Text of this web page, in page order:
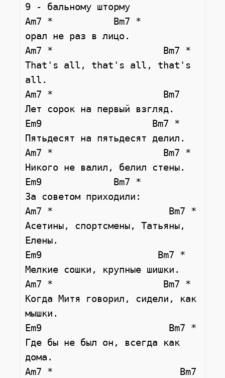
9 - бальному шторму
Am7 *           Bm7 *
орал не раз в лицо.
Am7 *                    Bm7 *
That's all, that's all, that's
all.
Am7 *                    Bm7
Лет сорок на первый взгляд.
Em9                    Bm7 *
Пятьдесят на пятьдесят делил.
Am7 *                    Bm7 *
Никого не валил, белил стены.
Em9             Bm7 *
За советом приходили:
Am7 *                     Bm7 *
Асетины, спортсмены, Татьяны,
Елены.
Em9                     Bm7 *
Мелкие сошки, крупные шишки.
Am7 *                    Bm7 *
Когда Митя говорил, сидели, как
мышки.
Em9                       Bm7 *
Где бы не был он, всегда как
дома.
Am7 *                       Bm7